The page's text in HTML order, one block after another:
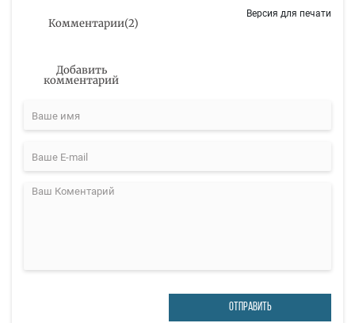
Комментарии(2)
Версия для печати
Добавить
комментарий
ОТПРАВИТЬ